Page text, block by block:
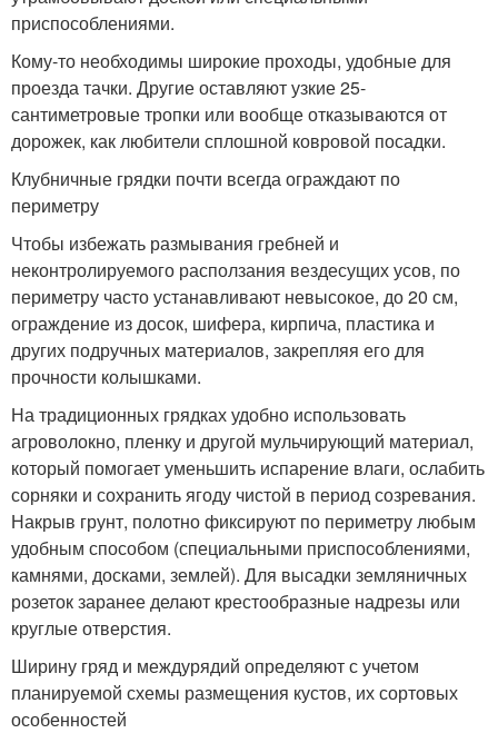
приспособлениями.
Кому-то необходимы широкие проходы, удобные для
проезда тачки. Другие оставляют узкие 25-
сантиметровые тропки или вообще отказываются от
дорожек, как любители сплошной ковровой посадки.
Клубничные грядки почти всегда ограждают по
периметру
Чтобы избежать размывания гребней и
неконтролируемого расползания вездесущих усов, по
периметру часто устанавливают невысокое, до 20 см,
ограждение из досок, шифера, кирпича, пластика и
других подручных материалов, закрепляя его для
прочности колышками.
На традиционных грядках удобно использовать
агроволокно, пленку и другой мульчирующий материал,
который помогает уменьшить испарение влаги, ослабить
сорняки и сохранить ягоду чистой в период созревания.
Накрыв грунт, полотно фиксируют по периметру любым
удобным способом (специальными приспособлениями,
камнями, досками, землей). Для высадки земляничных
розеток заранее делают крестообразные надрезы или
круглые отверстия.
Ширину гряд и междурядий определяют с учетом
планируемой схемы размещения кустов, их сортовых
особенностей